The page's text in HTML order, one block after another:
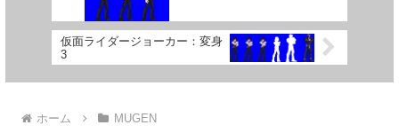
仮面ライダージョーカー：変身
3
ホーム MUGEN